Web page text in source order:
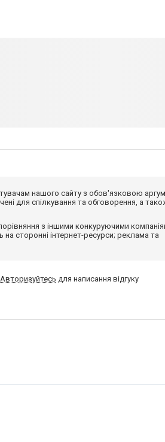
нашого сайту з обов'язковою
для спілкування та обговорення, а
з іншими конкуруючими
на сторонні інтернет-ресурси; реклама та
Авторизуйтесь для написання відгуку